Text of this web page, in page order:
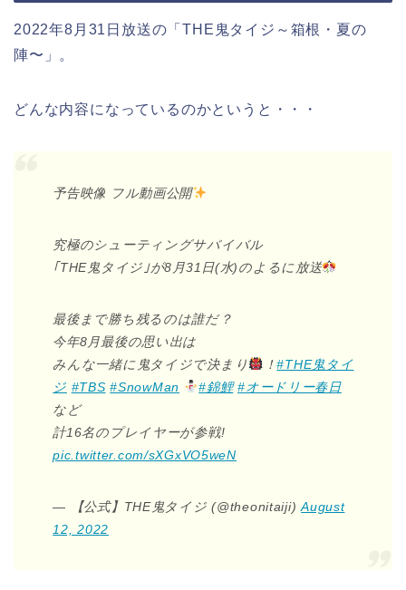
2022年8月31日放送の「THE鬼タイジ～ 箱根・夏の
陣〜 」。
どんな内容になっているのかというと・・・
予告映像 フル動画公開
究極のシューティングサバイバル
｢THE鬼タイジ｣が8月31日(水)のよるに放送
最後まで勝ち残るのは誰だ？
今年8月最後の思い出は
みんな一緒に鬼タイジで決まり
！#THE鬼タイ
ジ #TBS #SnowMan #錦鯉 #オードリー春日
など
計16名のプレイヤーが参戦!
pic.twitter.com/sXGxVO5weN
— 【公式】THE鬼タイジ (@theonitaiji)August
12, 2022